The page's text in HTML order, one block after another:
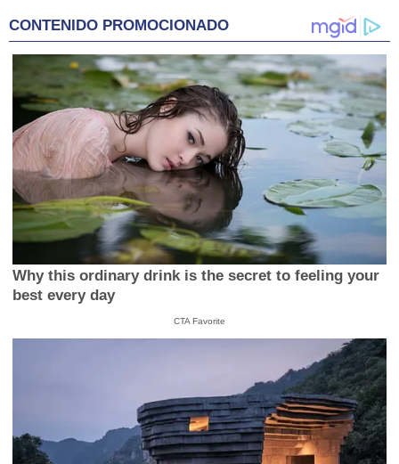
seconds
CONTENIDO PROMOCIONADO
Why this ordinary drink is the secret to feeling your
best every day
CTA Favorite